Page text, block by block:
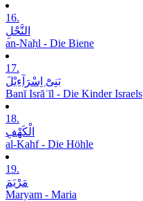
16.
النَّحْلِ
an-Naḥl - Die Biene
17.
بَنِیْٓ اِسْرَآءِیْلَ
Banī Isrāʾīl - Die Kinder Israels
18.
الْکَھْفِ
al-Kahf - Die Höhle
19.
مَرْیَمَ
Maryam - Maria